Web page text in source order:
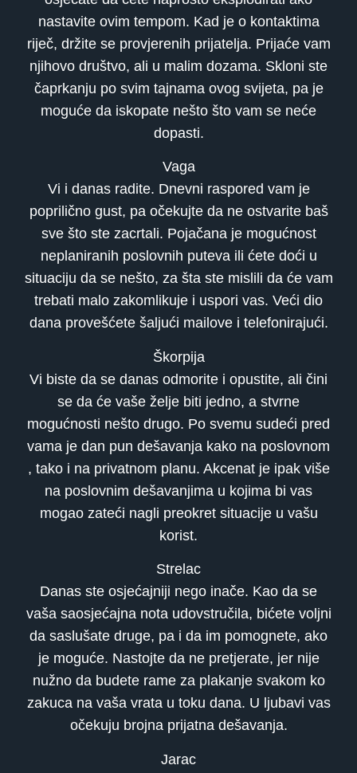
nastavite ovim tempom. Kad je o kontaktima
riječ, držite se provjerenih prijatelja. Prijaće vam
njihovo društvo, ali u malim dozama. Skloni ste
čaprkanju po svim tajnama ovog svijeta, pa je
moguće da iskopate nešto što vam se neće
dopasti.
Vaga
Vi i danas radite. Dnevni raspored vam je
poprilično gust, pa očekujte da ne ostvarite baš
sve što ste zacrtali. Pojačana je mogućnost
neplaniranih poslovnih puteva ili ćete doći u
situaciju da se nešto, za šta ste mislili da će vam
trebati malo zakomlikuje i uspori vas. Veći dio
dana provešćete šaljući mailove i telefonirajući.
Škorpija
Vi biste da se danas odmorite i opustite, ali čini
se da će vaše želje biti jedno, a stvrne
mogućnosti nešto drugo. Po svemu sudeći pred
vama je dan pun dešavanja kako na poslovnom
, tako i na privatnom planu. Akcenat je ipak više
na poslovnim dešavanjima u kojima bi vas
mogao zateći nagli preokret situacije u vašu
korist.
Strelac
Danas ste osjećajniji nego inače. Kao da se
vaša saosjećajna nota udovstručila, bićete voljni
da saslušate druge, pa i da im pomognete, ako
je moguće. Nastojte da ne pretjerate, jer nije
nužno da budete rame za plakanje svakom ko
zakuca na vaša vrata u toku dana. U ljubavi vas
očekuju brojna prijatna dešavanja.
Jarac